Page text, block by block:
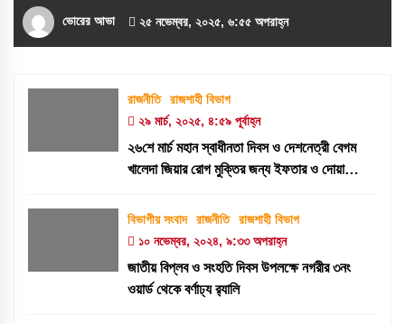
ভোরের আভা ২৫ নভেম্বর, ২০২৫, ৬:৫৫ অপরাহ্ন
রাজনীতি
রাজশাহী বিভাগ
২৯ মার্চ, ২০২৫, ৪:৫৯ পূর্বাহ্ন
২৬শে মার্চ মহান স্বাধীনতা দিবস ও দেশনেত্রী বেগম
খালেদা জিয়ার রোগ মুক্তির জন্য ইফতার ও দোয়া
বিভাগীয় সংবাদ রাজনীতি
রাজশাহী বিভাগ
১০ নভেম্বর, ২০২৪, ৯:৩৩ অপরাহ্ন
জাতীয় বিপ্লব ও সংহতি দিবস উপলক্ষে নগরীর ৩নং
ওয়ার্ড থেকে বর্ণাঢ্য র‍্যালি